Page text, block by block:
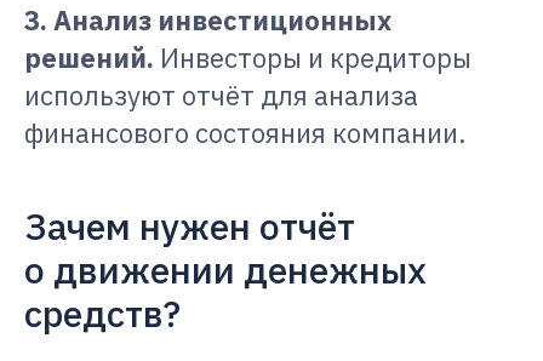
3. Анализ инвестиционных
решений. Инвесторы и кредиторы
используют отчёт для анализа
финансового состояния компании.
Зачем нужен отчёт
о движении денежных
средств?